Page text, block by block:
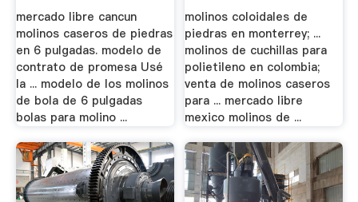
mercado libre cancun
molinos caseros de piedras
en 6 pulgadas. modelo de
contrato de promesa Usé
la ... modelo de los molinos
de bola de 6 pulgadas
bolas para molino ...
molinos coloidales de
piedras en monterrey; ...
molinos de cuchillas para
polietileno en colombia;
venta de molinos caseros
para ... mercado libre
mexico molinos de ...